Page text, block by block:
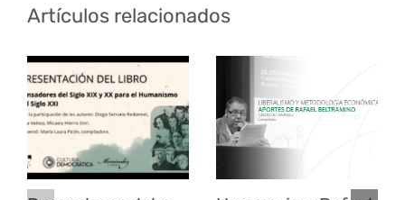
Artículos relacionados